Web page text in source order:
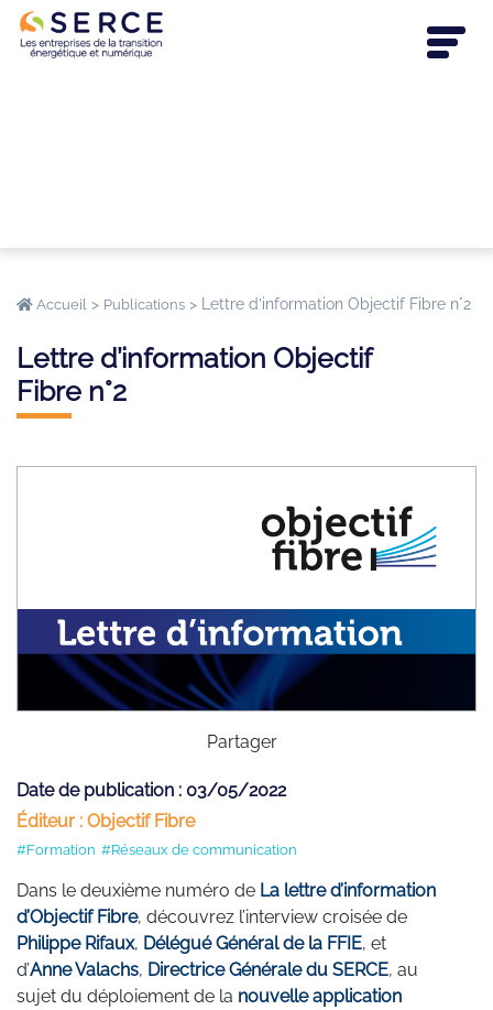
Accueil > Publications > Lettre d’information Objectif Fibre n°2
Lettre d’information Objectif
Fibre n°2
Partager
Date de publication : 03/05/2022
Éditeur : Objectif Fibre
#Formation #Réseaux de communication
Dans le deuxième numéro de La lettre d’information
d’Objectif Fibre, découvrez l’interview croisée de
Philippe Rifaux, Délégué Général de la FFIE, et
d’Anne Valachs, Directrice Générale du SERCE, au
sujet du déploiement de la nouvelle application